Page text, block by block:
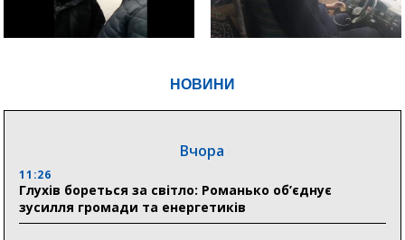
НОВИНИ
Вчора
11:26
Глухів бореться за світло: Романько об’єднує
зусилля громади та енергетиків